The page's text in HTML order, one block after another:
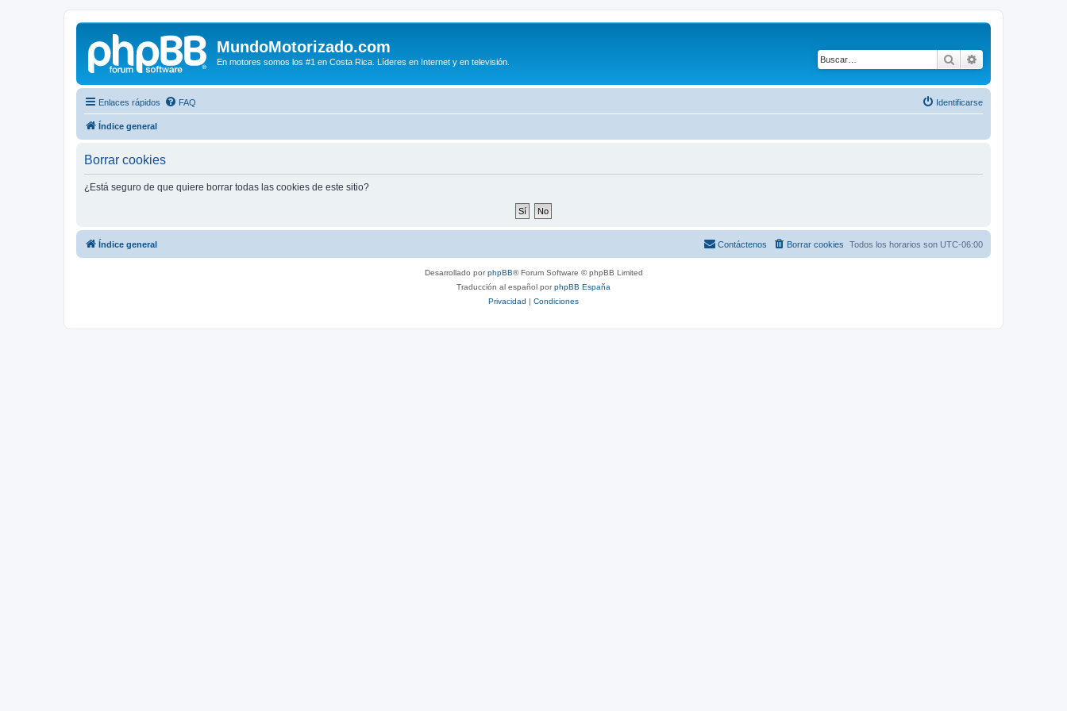
MundoMotorizado.com
En motores somos los #1 en Costa Rica. Líderes en Internet y en televisión. Buscar
Enlaces rápidos FAQ Identificarse
Índice general
Borrar cookies
¿Está seguro de que quiere borrar todas las cookies de este sitio?
Índice general Todos los horarios son UTC-06:00
Borrar cookies
Contáctenos
Desarrollado porphpBB® Forum Software © phpBB Limited
Traducción al español porphpBB España
Privacidad | Condiciones